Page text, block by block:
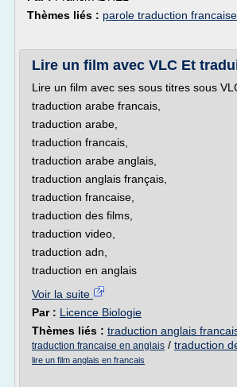
Thèmes liés : parole traduction francaise
Lire un film avec VLC Et
Lire un film avec ses sous titres sous
traduction arabe francais,
traduction arabe,
traduction francais,
traduction arabe anglais,
traduction anglais français,
traduction francaise,
traduction des films,
traduction video,
traduction adn,
traduction en anglais
Voir la suite
Par : Licence Biologie
Thèmes liés : traduction anglais
traduction francaise en anglais / traduction
lire un film anglais en francais